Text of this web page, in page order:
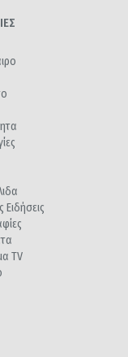
Ειδήσεις
TV